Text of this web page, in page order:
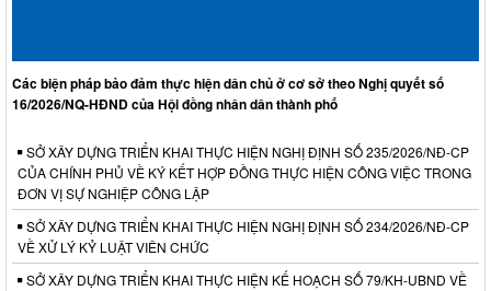
Các biện pháp bảo đảm thực hiện dân chủ ở cơ sở theo Nghị quyết số
16/2026/NQ-HĐND của Hội đồng nhân dân thành phố
SỞ XÂY DỰNG TRIỂN KHAI THỰC HIỆN NGHỊ ĐỊNH SỐ 235/2026/NĐ-CP
CỦA CHÍNH PHỦ VỀ KÝ KẾT HỢP ĐỒNG THỰC HIỆN CÔNG VIỆC TRONG
ĐƠN VỊ SỰ NGHIỆP CÔNG LẬP
SỞ XÂY DỰNG TRIỂN KHAI THỰC HIỆN NGHỊ ĐỊNH SỐ 234/2026/NĐ-CP
VỀ XỬ LÝ KỶ LUẬT VIÊN CHỨC
SỞ XÂY DỰNG TRIỂN KHAI THỰC HIỆN KẾ HOẠCH SỐ 79/KH-UBND VỀ